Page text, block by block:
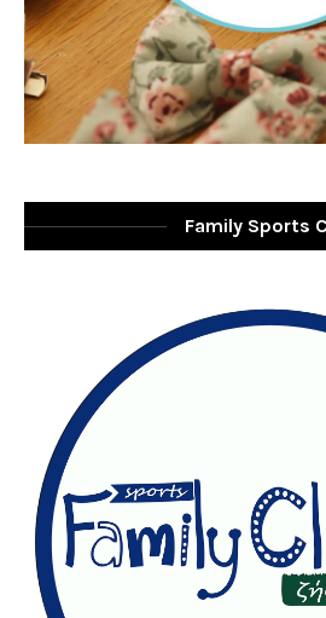
Family Sports